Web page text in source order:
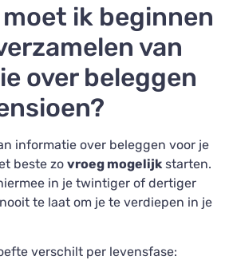
moet ik beginnen
van
over beleggen
informatie over beleggen voor je
beste zovroeg mogelijk starten.
in je twintiger of dertiger
te laat om je te verdiepen in je
verschilt per levensfase: